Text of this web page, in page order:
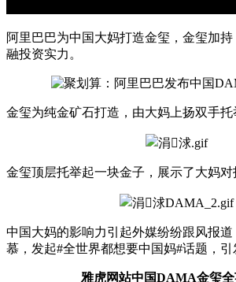
阿里巴巴为中国大妈打造金玺，金玺加
融投资实力。
金玺为纯金矿石打造，由大妈上扬双手托
金玺顶层托举起一块金子，展示了大妈对
中国大妈的影响力引起外媒纷纷跟风报
慕，发起#全世界都想要中国妈#话题，引
雅虎网站中国DAMA金玺